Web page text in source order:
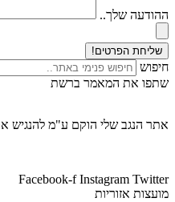
ההודעה שלך..
שליחת הפרטים!
חיפוש
שתפו את המאמר ברשת
אתר הנגב שלי הוקם ע"מ להנגיש
Facebook-f Instagram Twitter
מועצות אזוריות